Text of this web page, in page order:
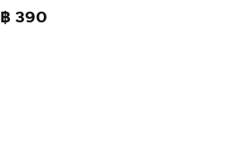
฿ 390